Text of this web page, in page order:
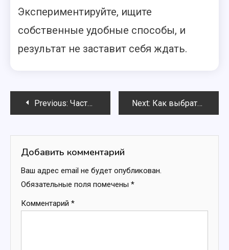
Экспериментируйте, ищите
собственные удобные способы, и
результат не заставит себя ждать.
Навигация
записям
Previous: Часто задаваемые вопросы про налоговые вычеты: подробные ответы Next: Как выбрать онлайн-курс для повышения квалификации: критерии и рекомендации
Добавить комментарий
Ваш адрес email не будет опубликован.
Обязательные поля помечены *
Комментарий *